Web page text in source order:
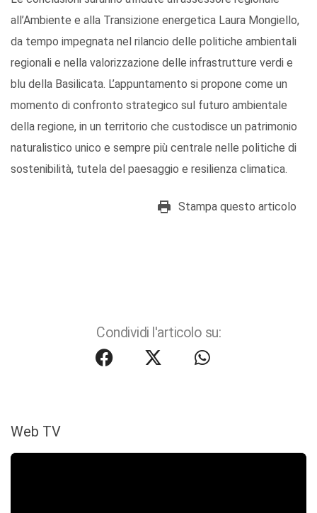
all’Ambiente e alla Transizione energetica Laura Mongiello,
da tempo impegnata nel rilancio delle politiche ambientali
regionali e nella valorizzazione delle infrastrutture verdi e
blu della Basilicata. L’appuntamento si propone come un
momento di confronto strategico sul futuro ambientale
della regione, in un territorio che custodisce un patrimonio
naturalistico unico e sempre più centrale nelle politiche di
sostenibilità, tutela del paesaggio e resilienza climatica.
Stampa questo articolo
Condividi l'articolo su:
Web TV